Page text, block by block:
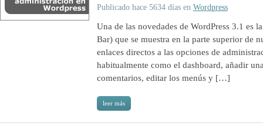
Publicado hace 5634 días en Wordpress
Una de las novedades de WordPress 3.1 es
Bar) que se muestra en la parte superior de
enlaces directos a las opciones de
habitualmente como el dashboard, añadir
comentarios, editar los menús y […]
leer más